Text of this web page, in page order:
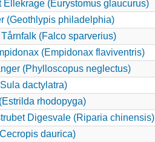
(Eurystomus glaucurus)
(Geothlypis philadelphia)
(Falco sparverius)
(Empidonax flaviventris)
(Phylloscopus neglectus)
dactylatra)
rhodopyga)
Digesvale (Riparia chinensis)
daurica)